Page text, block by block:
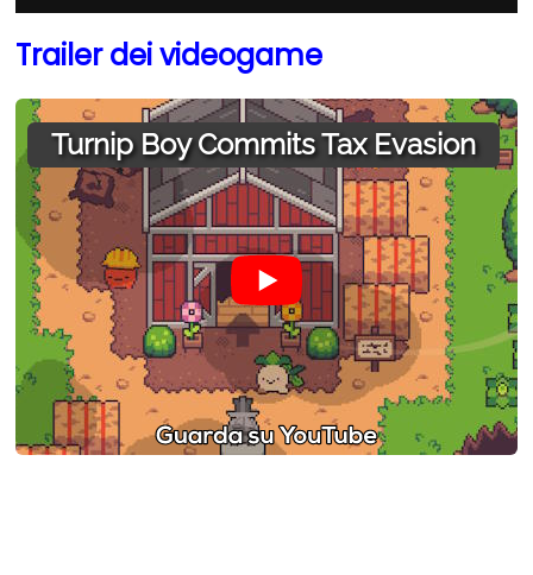
Trailer dei videogame
Turnip Boy Commits Tax Evasion